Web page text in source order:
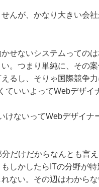
んが、かなり大きい会
せないシステムっての
。つまり単純に、その
るし、そりゃ国際競争力
ていいよってWebデザイ
けないってWebデザイナ
だけだからなんとも言
しかしたらITの分野が
ない。その辺はわから